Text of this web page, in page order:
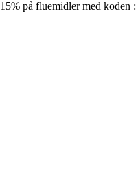
15% på fluemidler med koden :